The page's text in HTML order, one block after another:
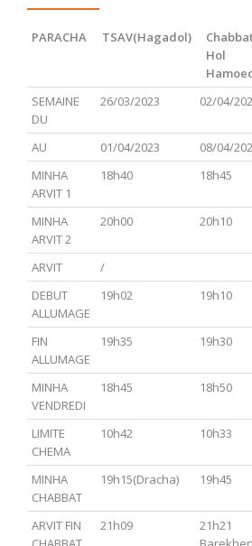
PARACHA TSAV(Hagadol)
Hol
PARACHA TSAV(Hagadol)
Chabbat
Hamoed
SEMAINE
DU
26/03/2023 02/04/
AU 01/04/2023 08/04/
MINHA
ARVIT 1
18h40 18h45
MINHA
ARVIT 2
20h00 20h10
ARVIT
/
DEBUT
ALLUMAGE
19h02 19h10
FIN
ALLUMAGE
19h35 19h30
MINHA
VENDREDI
18h45 18h50
LIMITE
CHEMA
10h42 10h33
MINHA
CHABBAT
19h15(Dracha) 19h45
ARVIT FIN
21h09
21h21